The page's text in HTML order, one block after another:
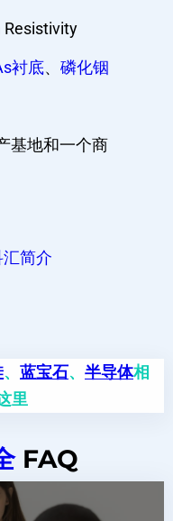
Resistivity
衬底、 磷化铟
基地和一个商
简介
、 蓝宝石、 半导体相
里
FAQ